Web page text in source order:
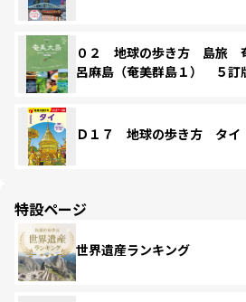
０２ 地球の歩き方 島旅
呂麻島（奄美群島１） ５訂
Ｄ１７ 地球の歩き方 タイ
特設ページ
世界遺産ランキング